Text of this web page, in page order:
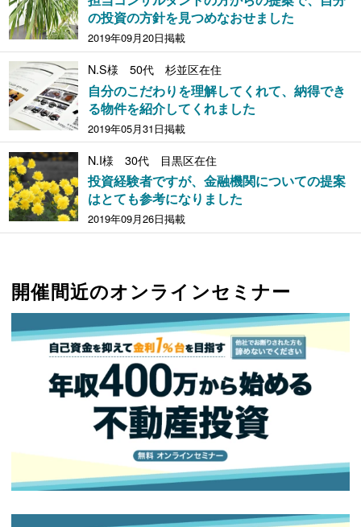
の投資の方針を見つめなおせました
2019年09月20日掲載
N.S様 50代 杉並区在住
自分のこだわりを理解してくれて、納得でき
る物件を紹介してくれました
2019年05月31日掲載
N.I様 30代 目黒区在住
投資経験者ですが、金融機関についての提案
はとても参考になりました
2019年09月26日掲載
開催間近のオンラインセミナー